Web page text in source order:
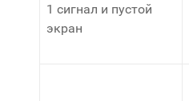
1 сигнал и пустой
экран